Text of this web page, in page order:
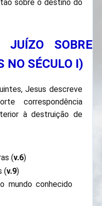
sobre o destino do
SOBRE
NO SÉCULO I)
Jesus descreve
correspondência
à destruição de
(v.6)
(v.9)
mundo conhecido